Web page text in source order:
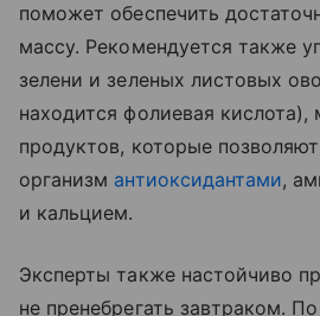
поможет обеспечить
массу. Рекомендуется также
зелени и зеленых листовых
находится фолиевая кислота),
продуктов, которые
организм антиоксидантами,
и кальцием.
Эксперты также настойчиво
не пренебрегать завтраком.